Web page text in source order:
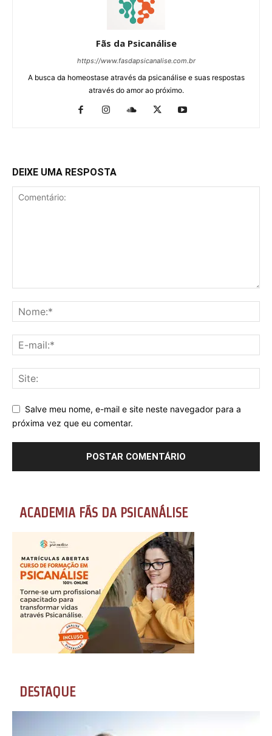
Fãs da Psicanálise
https://www.fasdapsicanalise.com.br
A busca da homeostase através da psicanálise e suas respostas
através do amor ao próximo.
DEIXE UMA RESPOSTA
Salve meu nome, e-mail e site neste navegador para a
próxima vez que eu comentar.
ACADEMIA FÃS DA PSICANÁLISE
DESTAQUE